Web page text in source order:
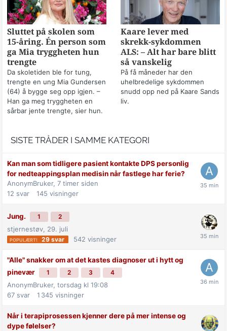
Sluttet på skolen som
15-åring. Én person som
ga Mia tryggheten hun
trengte
Da skoletiden ble for tung,
trengte en ung Mia Gundersen
(64) å bygge seg opp igjen. –
Han ga meg tryggheten en
sårbar jente trengte, sier hun.
Kaare lever med
skrekk-sykdommen
ALS: – Alt har bare blitt
så vanskelig
På få måneder har den
uhelbredelige sykdommen
snudd opp ned på Kaare Sands
liv.
SISTE TRÅDER I SAMME KATEGORI
Kan man som tidligere pasient kontakte DPS personlig
for nedteappingsplan medisin når fastlege har ferie?
AnonymBruker, 7 timer siden
12 svar 145 visninger
Jung. 1 2
stjernestøv, 29. juli
29 svar 542 visninger
"Alle" snakker om at det kastes diagnoser ut i hytt og
pinevær
1 2 3 4
AnonymBruker, torsdag kl 19:08
67 svar 1 345 visninger
Når i terapiprosessen kjenner dere på mer intense og
dype følelser?